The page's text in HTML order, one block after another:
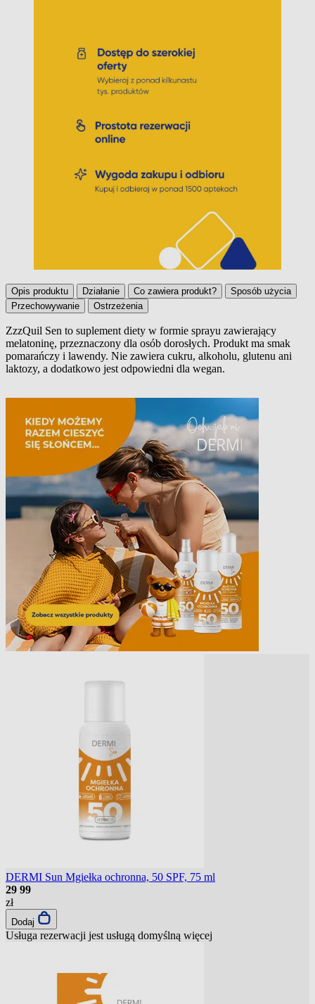
Opis produktu Działanie Co zawiera produkt?
Sposób użycia
Przechowywanie
Ostrzeżenia
Opis produktu
ZzzQuil Sen to suplement diety w formie sprayu zawierający
melatoninę, przeznaczony dla osób dorosłych. Produkt ma smak
pomarańczy i lawendy. Nie zawiera cukru, alkoholu, glutenu ani
laktozy, a dodatkowo jest odpowiedni dla wegan.
DERMI Sun Mgiełka ochronna, 50 SPF, 75 ml
29 99
zł
Dodaj
Usługa rezerwacji jest usługą domyślną więcej